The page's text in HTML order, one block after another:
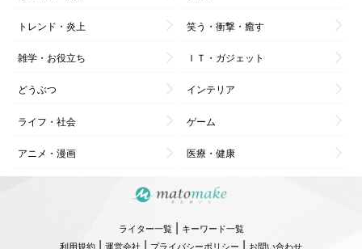
トレンド・炎上 笑う・衝撃・癒す
雑学・お役立ち ＩＴ・ガジェット
どうぶつ インテリア
ライフ・社会 ゲーム
アニメ・漫画 医療・健康
ライター一覧| キーワード一覧
利用規約 | 運営会社 | プライバシーポリシー | お問い合わせ